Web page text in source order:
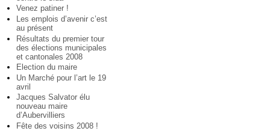
Venez patiner !
Les emplois d’avenir c’est
au présent
Résultats du premier tour
des élections municipales
et cantonales 2008
Election du maire
Un Marché pour l’art le 19
avril
Jacques Salvator élu
nouveau maire
d’Aubervilliers
Fête des voisins 2008 !